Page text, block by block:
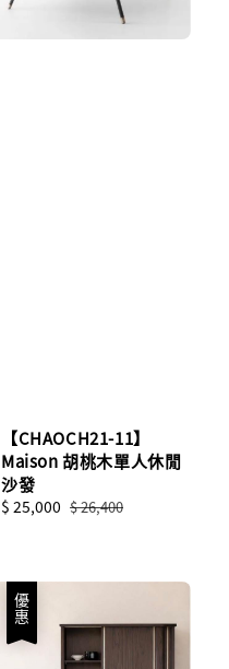
【CHAOCH21-11】
Maison 胡桃木單人休閒
沙發
Sale
$ 25,000 Regular
$ 26,400
優惠